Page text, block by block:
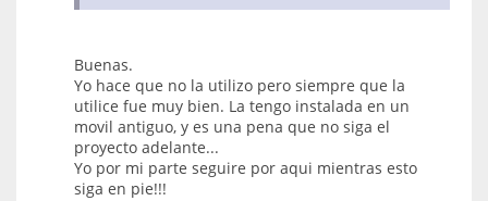
Buenas.
Yo hace que no la utilizo pero siempre que la
utilice fue muy bien. La tengo instalada en un
movil antiguo, y es una pena que no siga el
proyecto adelante...
Yo por mi parte seguire por aqui mientras esto
siga en pie!!!